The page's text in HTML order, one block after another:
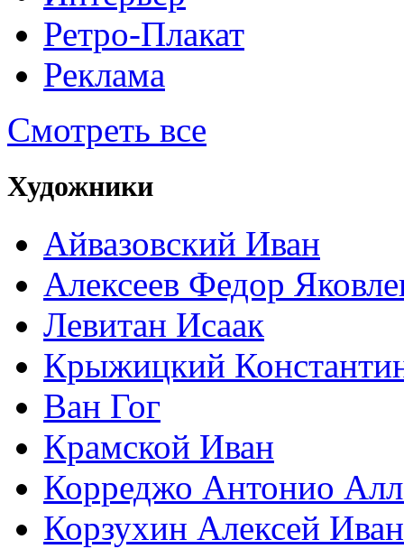
Ретро-Плакат
Реклама
Смотреть все
Художники
Айвазовский Иван
Алексеев Федор
Левитан Исаак
Крыжицкий
Ван Гог
Крамской Иван
Корреджо Антонио
Корзухин Алексей